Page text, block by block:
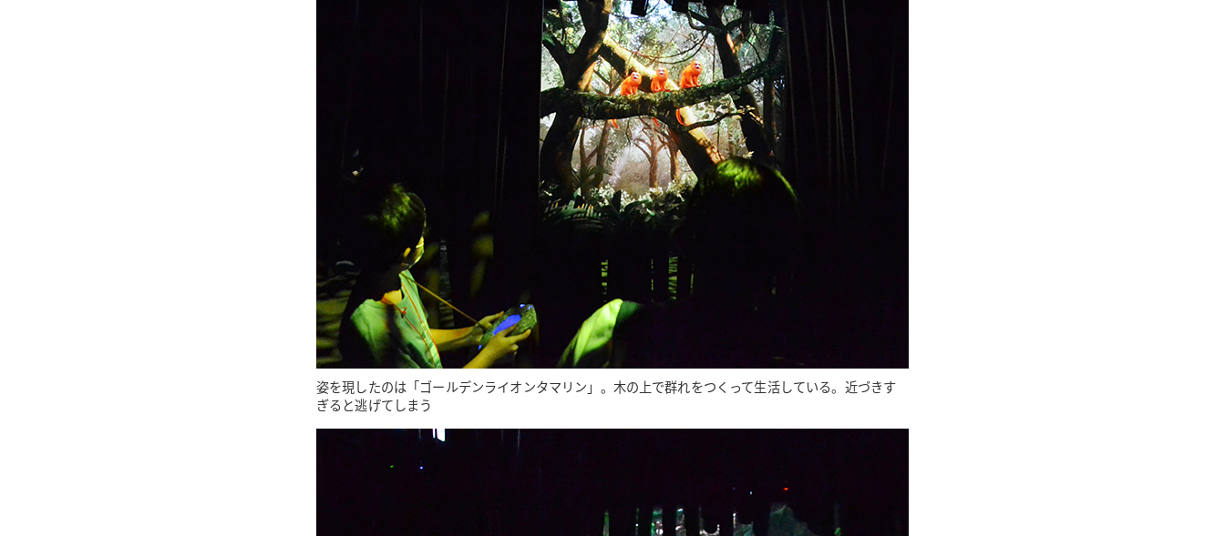
姿を現したのは「ゴールデンライオンタマリン」。木の上で群れをつくって生活している。近づきす
ぎると逃げてしまう